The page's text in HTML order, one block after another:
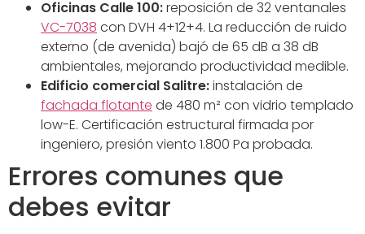
Oficinas Calle 100:reposición de 32 ventanales
VC-7038 con DVH 4+12+4. La reducción de ruido
externo (de avenida) bajó de 65 dB a 38 dB
ambientales, mejorando productividad medible.
Edificio comercial Salitre:instalación de
fachada flotante de 480 m² con vidrio templado
low-E. Certificación estructural firmada por
ingeniero, presión viento 1.800 Pa probada.
Errores comunes que
debes evitar